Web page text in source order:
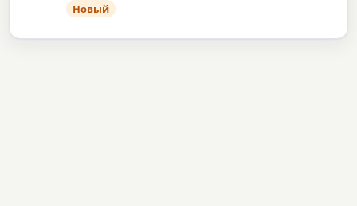
Новый